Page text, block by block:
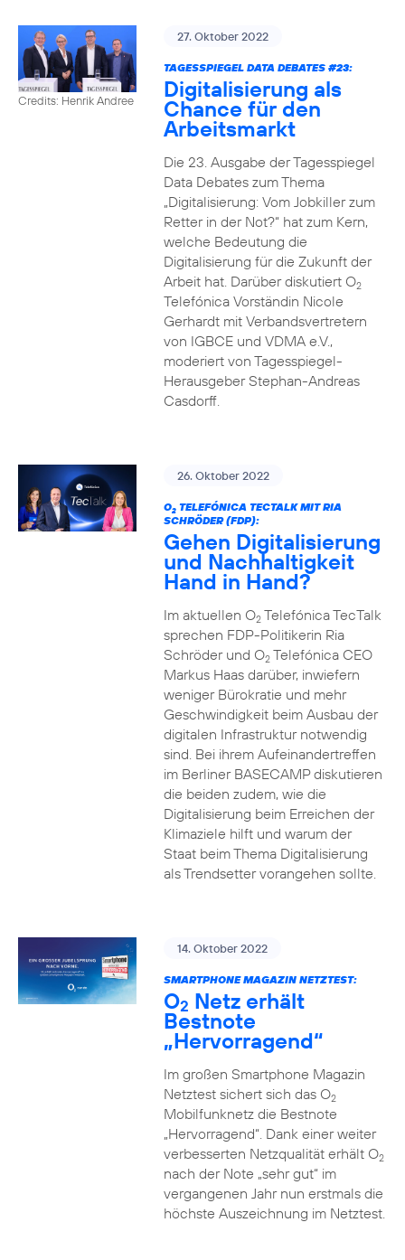
Credits: Henrik Andree
27. Oktober 2022
TAGESSPIEGEL DATA DEBATES #23:
Digitalisierung als
Chance für den
Arbeitsmarkt
Die 23. Ausgabe der Tagesspiegel
Data Debates zum Thema
„Digitalisierung: Vom Jobkiller zum
Retter in der Not?“ hat zum Kern,
welche Bedeutung die
Digitalisierung für die Zukunft der
Arbeit hat. Darüber diskutiert O2
Telefónica Vorständin Nicole
Gerhardt mit Verbandsvertretern
von IGBCE und VDMA e.V.,
moderiert von Tagesspiegel-
Herausgeber Stephan-Andreas
Casdorff.
26. Oktober 2022
O2TELEFÓNICA TECTALK MIT RIA
SCHRÖDER (FDP):
Gehen Digitalisierung
und Nachhaltigkeit
Hand in Hand?
Im aktuellen O2Telefónica TecTalk
sprechen FDP-Politikerin Ria
Schröder und O2Telefónica CEO
Markus Haas darüber, inwiefern
weniger Bürokratie und mehr
Geschwindigkeit beim Ausbau der
digitalen Infrastruktur notwendig
sind. Bei ihrem Aufeinandertreffen
im Berliner BASECAMP diskutieren
die beiden zudem, wie die
Digitalisierung beim Erreichen der
Klimaziele hilft und warum der
Staat beim Thema Digitalisierung
als Trendsetter vorangehen sollte.
14. Oktober 2022
SMARTPHONE MAGAZIN NETZTEST:
O2 Netz erhält
Bestnote
„Hervorragend“
Im großen Smartphone Magazin
Netztest sichert sich das O2
Mobilfunknetz die Bestnote
„Hervorragend“. Dank einer weiter
verbesserten Netzqualität erhält O2
nach der Note „sehr gut“ im
vergangenen Jahr nun erstmals die
höchste Auszeichnung im Netztest.